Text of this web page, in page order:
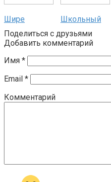
Шире
Школьный
Поделиться с друзьями
Добавить комментарий
Имя *
Email *
Комментарий